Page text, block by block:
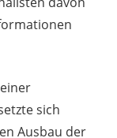
sich
Ausbau der